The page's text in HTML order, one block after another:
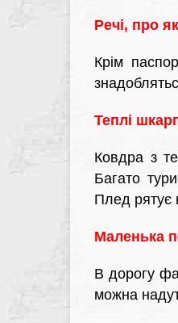
Речі, про
Крім
Теплі
Ковдра з
Багато
Плед рятує
Маленька
В дорогу
можна